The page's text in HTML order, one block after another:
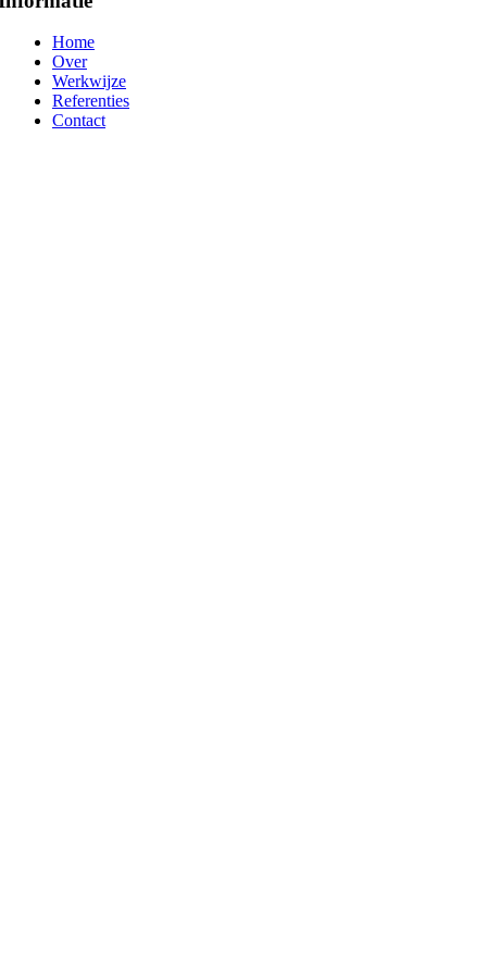
Home
Over
Werkwijze
Referenties
Contact